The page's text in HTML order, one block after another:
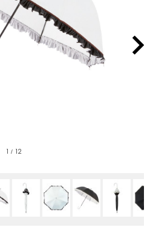
1 / 12